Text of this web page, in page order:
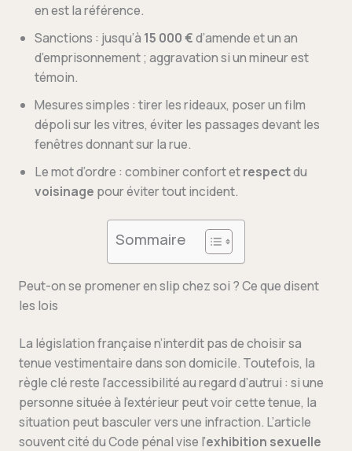
en est la référence.
Sanctions : jusqu’à 15 000 €d’amende et un an
d’emprisonnement ; aggravation si un mineur est
témoin.
Mesures simples : tirer les rideaux, poser un film
dépoli sur les vitres, éviter les passages devant les
fenêtres donnant sur la rue.
Le mot d’ordre : combiner confort etrespectdu
voisinage pour éviter tout incident.
Sommaire
Peut-on se promener en slip chez soi ? Ce que disent
les lois
La législation française n’interdit pas de choisir sa
tenue vestimentaire dans son domicile. Toutefois, la
règle clé reste l’accessibilité au regard d’autrui : si une
personne située à l’extérieur peut voir cette tenue, la
situation peut basculer vers une infraction. L’article
souvent cité du Code pénal vise l’exhibition sexuelle